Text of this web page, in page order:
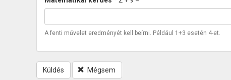
A fenti művelet eredményét kell beírni. Például 1+3 esetén 4-et.
Küldés Mégsem